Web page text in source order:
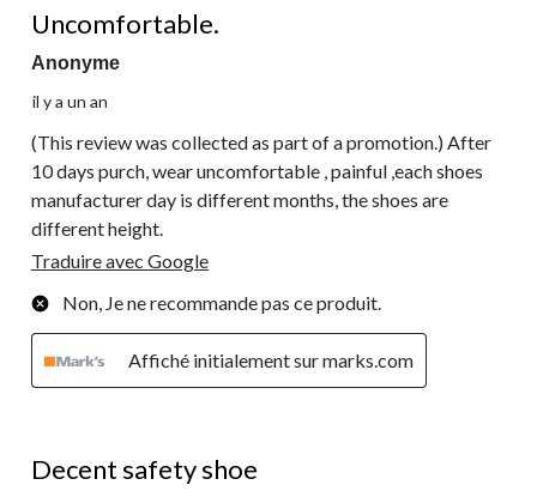
Uncomfortable.
Anonyme
il y a un an
(This review was collected as part of a promotion.) After
10 days purch, wear uncomfortable , painful ,each shoes
manufacturer day is different months, the shoes are
different height.
Traduire avec Google
Non, Je ne recommande pas ce produit.
Affiché initialement sur marks.com
Decent safety shoe